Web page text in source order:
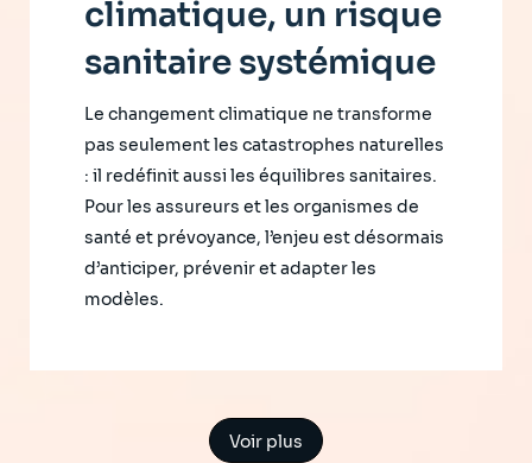
climatique, un risque
sanitaire systémique
Le changement climatique ne transforme
pas seulement les catastrophes naturelles
: il redéfinit aussi les équilibres sanitaires.
Pour les assureurs et les organismes de
santé et prévoyance, l’enjeu est désormais
d’anticiper, prévenir et adapter les
modèles.
Voir plus